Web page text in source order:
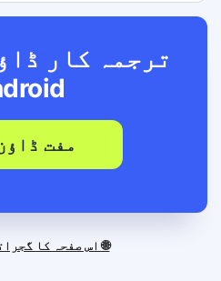
ترجمہ کار
مفت